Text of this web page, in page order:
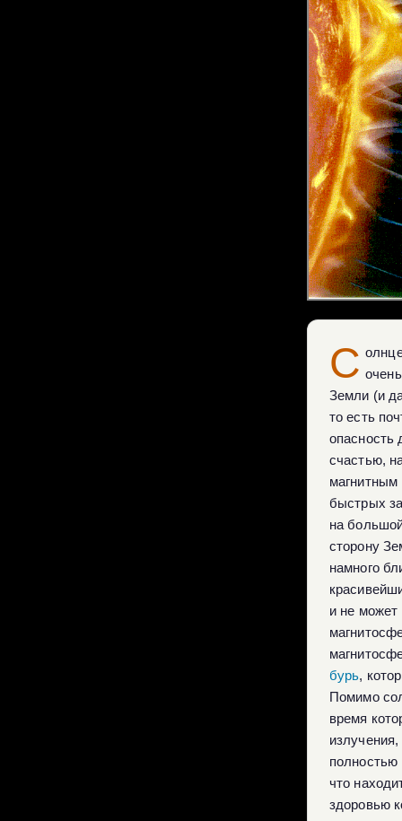
С
Земли (и
то есть
опасность
счастью,
быстрых
на
сторону
намного
и не может
бурь,
Помимо
время
полностью
что
здоровью